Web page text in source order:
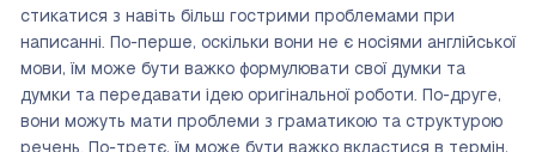
стикатися з навіть більш гострими проблемами при
написанні. По-перше, оскільки вони не є носіями англійської
мови, їм може бути важко формулювати свої думки та
думки та передавати ідею оригінальної роботи. По-друге,
вони можуть мати проблеми з граматикою та структурою
речень. По-третє, їм може бути важко вкластися в термін,